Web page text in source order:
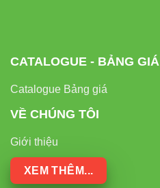
CATALOGUE - BẢNG GIÁ
Catalogue Bảng giá
VỀ CHÚNG TÔI
Giới thiệu
XEM THÊM...